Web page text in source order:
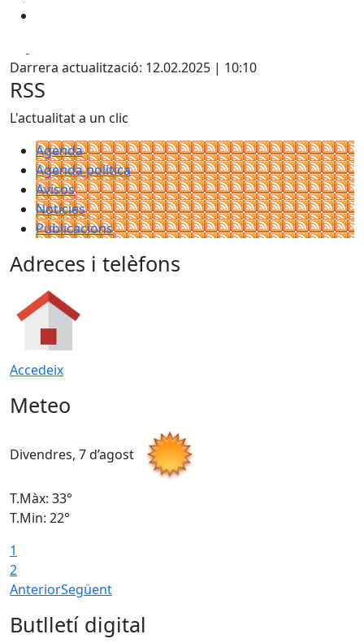
Darrera actualització: 12.02.2025 | 10:10
RSS
L'actualitat a un clic
Agenda
Agenda política
Avisos
Notícies
Publicacions
Adreces i telèfons
Accedeix
Meteo
Divendres, 7 d’agost
T.Màx: 33°
T.Min: 22°
1
2
AnteriorSegüent
Butlletí digital